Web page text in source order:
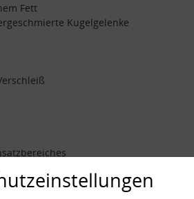
Fett
Kugelgelenke